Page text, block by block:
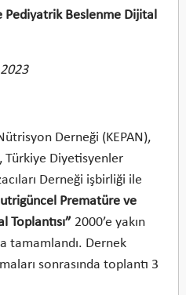
Beslenme Dijital
Derneği (KEPAN),
Diyetisyenler
Derneği işbirliği ile
Prematüre ve
Toplantısı” 2000’e yakın
tamamlandı. Dernek
sonrasında toplantı 3